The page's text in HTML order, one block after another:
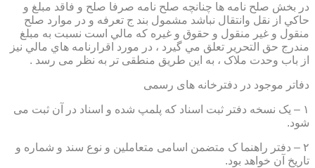
در بخش صلح نامه ها چنانچه صلح نامه صرفا صلح و فاقد مبلغ و
حاكي از نقل وانتقال نباشد مشمول بند ج تعرفه و در موارد صلح
منقول و غير منقول و حقوق و غيره كه مالي است نسبت به مبلغ
مندرج حق التحرير تعلق مي گيرد ، در مورد اقرارنامه هاي مالي نيز
از باب وحدت ملاک ، به این طریق منطقی تر به نظر می رسد .
دفاتر موجود در دفترخانه های رسمی
۱ – یک نسخه دفتر ثبت اسناد که پلمپ شده و اسناد در آن ثبت می
شود.
۲ – دفتر راهنما ک متضمن اسامی متعاملین و نوع سند و شماره و
تاریخ آن خواهد بود.